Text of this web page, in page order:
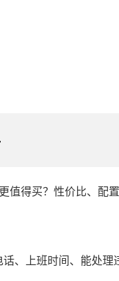
金狮路与双星路交
金华古城西侧的景
初名为魁星阁，在清
值得买？性价比、配
、上班时间、能处理